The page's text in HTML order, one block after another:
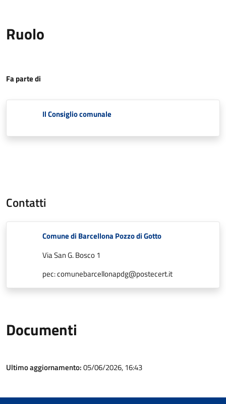
Ruolo
Fa parte di
Il Consiglio comunale
Contatti
Comune di Barcellona Pozzo di Gotto
Via San G. Bosco 1
pec: comunebarcellonapdg@postecert.it
Documenti
Ultimo aggiornamento:05/06/2026, 16:43